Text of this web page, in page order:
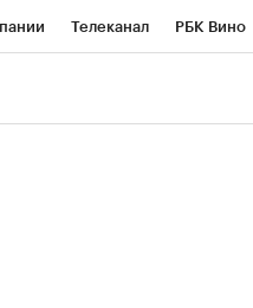
Телеканал РБК Вино